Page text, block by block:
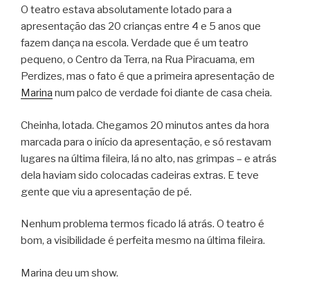
O teatro estava absolutamente lotado para a
apresentação das 20 crianças entre 4 e 5 anos que
fazem dança na escola. Verdade que é um teatro
pequeno, o Centro da Terra, na Rua Piracuama, em
Perdizes, mas o fato é que a primeira apresentação de
Marina num palco de verdade foi diante de casa cheia.
Cheinha, lotada. Chegamos 20 minutos antes da hora
marcada para o início da apresentação, e só restavam
lugares na última fileira, lá no alto, nas grimpas – e atrás
dela haviam sido colocadas cadeiras extras. E teve
gente que viu a apresentação de pé.
Nenhum problema termos ficado lá atrás. O teatro é
bom, a visibilidade é perfeita mesmo na última fileira.
Marina deu um show.